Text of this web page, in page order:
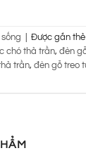
Được gắn thẻ
chó thả trần, đèn
trần, đèn gỗ treo